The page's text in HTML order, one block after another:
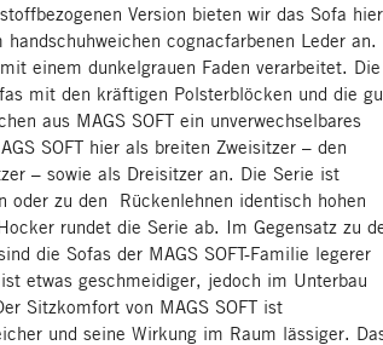
Version bieten wir das Sofa
cognacfarbenen Leder an.
einem dunkelgrauen Faden verarbeitet. Die
mit den kräftigen Polsterblöcken und die
aus MAGS SOFT ein unverwechselbares
SOFT hier als breiten Zweisitzer – den
– sowie als Dreisitzer an. Die Serie ist
oder zu den Rückenlehnen identisch hohen
rundet die Serie ab. Im Gegensatz zu
die Sofas der MAGS SOFT-Familie legerer
etwas geschmeidiger, jedoch im Unterbau
Sitzkomfort von MAGS SOFT ist
und seine Wirkung im Raum lässiger.